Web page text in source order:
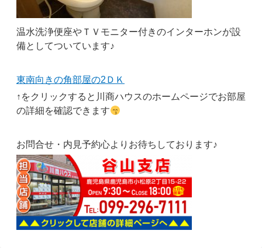
温水洗浄便座やＴＶモニター付きのインターホンが設
備としてついています♪
東南向きの角部屋の2ＤＫ
↑をクリックすると川商ハウスのホームページでお部屋
の詳細を確認できます
お問合せ・内見予約心よりお待ちしております♪